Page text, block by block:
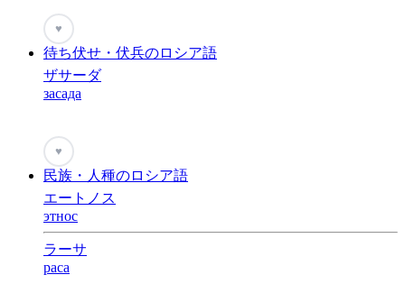
♥
待ち伏せ・伏兵のロシア語
ザサーダ
засада
♥
民族・人種のロシア語
エートノス
этнос
ラーサ
раса